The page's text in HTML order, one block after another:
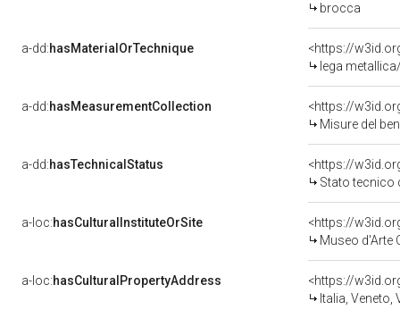
brocca
a-dd:hasMaterialOrTechnique
<https://
lega
a-dd:hasMeasurementCollection
<https://
Misure del
a-dd:hasTechnicalStatus
<https://
Stato tecnico
a-loc:hasCulturalInstituteOrSite
<https://
Museo d'Arte
a-loc:hasCulturalPropertyAddress
<https://
Italia, Veneto,